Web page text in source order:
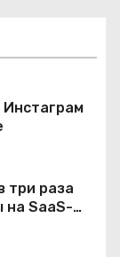
три раза
на SaaS-
переходу